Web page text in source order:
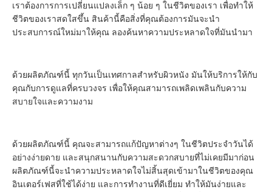
เราต้องการการเปลี่ยนแปลงเล็ก ๆ น้อย ๆ ในชีวิตของเรา เพื่อทําให้
ชีวิตของเราสดใสขึ้น สินค้านี้คือสิ่งที่คุณต้องการมันจะนํา
ประสบการณ์ใหม่มาให้คุณ ลองค้นหาความประหลาดใจที่มันนํามา
ด้วยผลิตภัณฑ์นี้ ทุกวันเป็นเทศกาลสําหรับผิวหนัง มันให้บริการให้กับ
คุณกับการดูแลที่ครบวงจร เพื่อให้คุณสามารถเพลิดเพลินกับความ
สบายใจและความงาม
ด้วยผลิตภัณฑ์นี้ คุณจะสามารถแก้ปัญหาต่างๆ ในชีวิตประจําวันได้
อย่างง่ายดาย และสนุกสนานกับความสะดวกสบายที่ไม่เคยมีมาก่อน
ผลิตภัณฑ์นี้จะนําความประหลาดใจไม่สิ้นสุดเข้ามาในชีวิตของคุณ
อินเตอร์เฟสที่ใช้ได้ง่าย และการทํางานที่ดีเยี่ยม ทําให้มันง่ายและ